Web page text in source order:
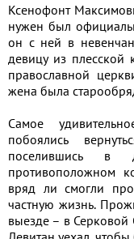
Ксенофонт
нужен был
он с ней в
девицу из плесской
православной
жена была
Самое
побоялись
поселившись в
противоположном
вряд ли смогли
частную жизнь.
выезде – в